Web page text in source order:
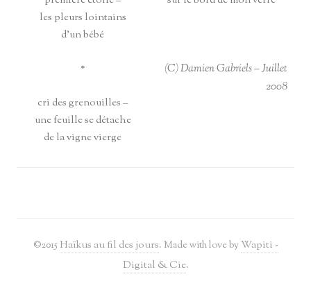
les pleurs lointains
d’un bébé
*
cri des grenouilles –
une feuille se détache
de la vigne vierge
(C) Damien Gabriels – Juillet
2008
©2015 Haïkus au fil des jours. Made with love byWapiti -
Digital & Cie.